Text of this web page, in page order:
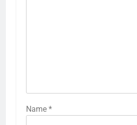
Name *